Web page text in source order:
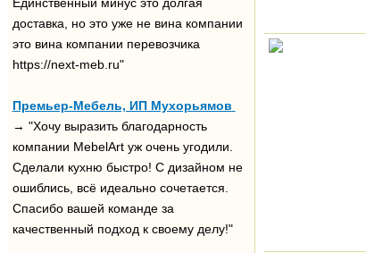
доставка, но это уже не вина компании
это вина компании перевозчика
https://next-meb.ru"
Премьер-Мебель, ИП Мухорьямов
→ "Хочу выразить благодарность
компании MebelArt уж очень угодили.
Сделали кухню быстро! С дизайном не
ошиблись, всё идеально сочетается.
Спасибо вашей команде за
качественный подход к своему делу!"